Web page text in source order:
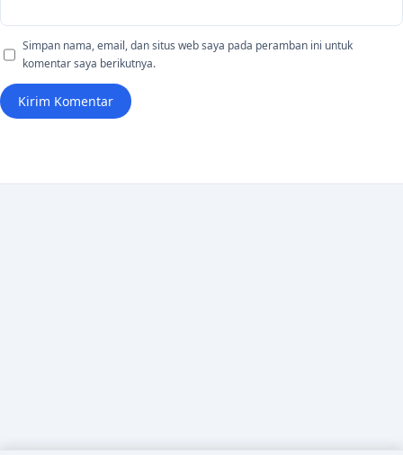
Simpan nama, email, dan situs web saya pada peramban ini untuk
komentar saya berikutnya.